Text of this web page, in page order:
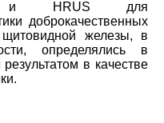
и HRUS для
доброкачественных
щитовидной железы, в
определялись в
в качестве